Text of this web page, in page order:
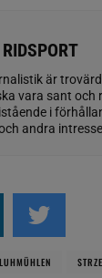
är
vara sant och
i
andra
LUHMÜHLEN